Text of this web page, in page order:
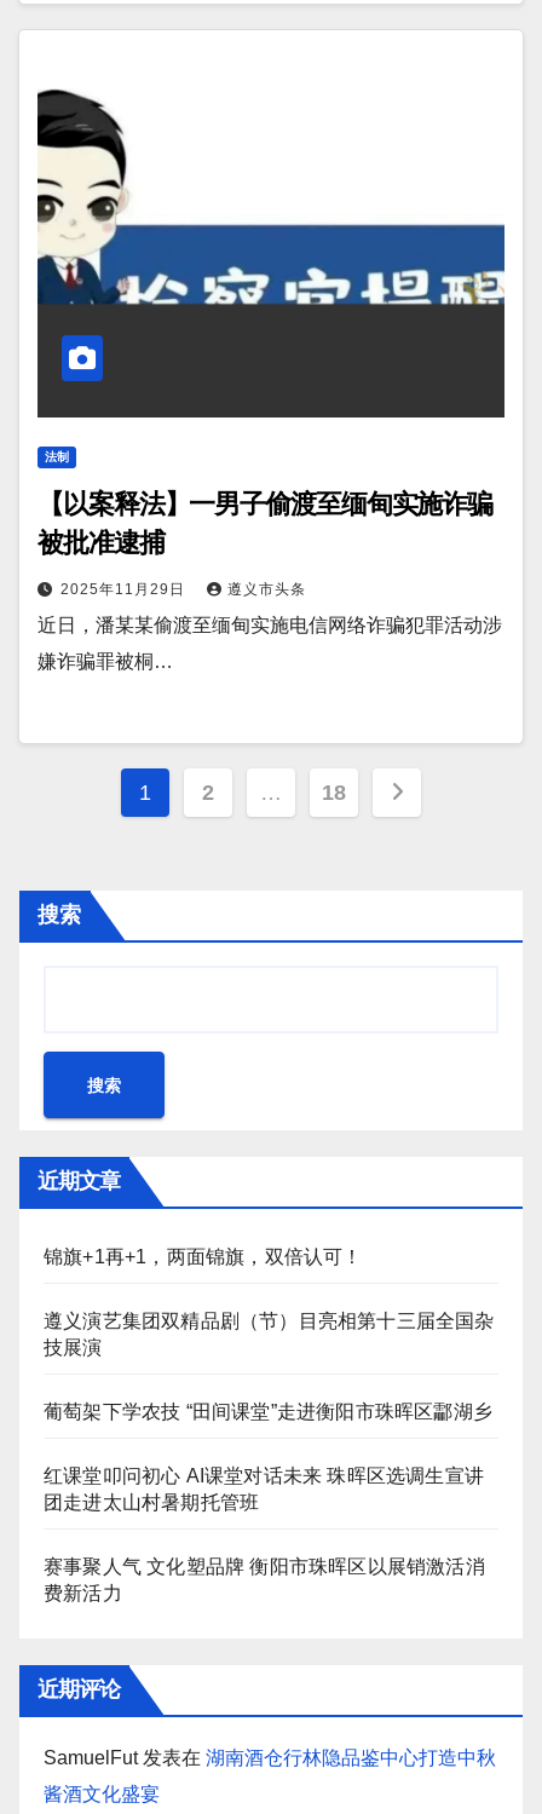
法制
【以案释法】一男子偷渡至缅甸实施诈骗
被批准逮捕
2025年11月29日 遵义市头条
近日，潘某某偷渡至缅甸实施电信网络诈骗犯罪活动涉
嫌诈骗罪被桐…
文
页
1 2 … 18
搜索
搜索
近期文章
锦旗+1再+1，两面锦旗，双倍认可！
遵义演艺集团双精品剧（节）目亮相第十三届全国杂
技展演
葡萄架下学农技 “田间课堂”走进衡阳市珠晖区酃湖乡
红课堂叩问初心 AI课堂对话未来 珠晖区选调生宣讲
团走进太山村暑期托管班
赛事聚人气 文化塑品牌 衡阳市珠晖区以展销激活消
费新活力
近期评论
SamuelFut发表在 湖南酒仓行林隐品鉴中心打造中秋
酱酒文化盛宴